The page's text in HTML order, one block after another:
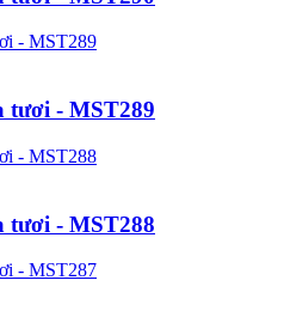
tươi - MST289
tươi - MST288